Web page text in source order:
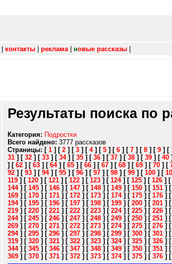
контакты реклама| новые рассказы
Результаты поиска по
Категория: Подростки
Всего найдено: 3777 рассказов
Страницы: [ 1 ] [ 2 ] [ 3 ] [ 4] [ 5 ] [ 6 ] [ 7 ] [ 8 ] [ 9 ] [
31 ] [ 32 ] [ 33 ] [ 34] [ 35 ] [ 36 ] [ 37 ] [ 38 ] [ 39 ] [ 40 ]
] [ 62 ] [ 63 ] [ 64] [ 65 ] [ 66 ] [ 67 ] [ 68 ] [ 69 ] [ 70 ] [
92 ] [ 93 ] [ 94] [ 95 ] [ 96 ] [ 97 ] [ 98 ] [ 99 ] [ 100 ] [
119 ] [ 120 ] [ 121 ] [ 122 ] [ 123 ] [ 124] [ 125 ] [ 126 ] [
144] [ 145 ] [ 146 ] [ 147 ] [ 148 ] [ 149 ] [ 150 ] [ 151 ] [
169 ] [ 170 ] [ 171 ] [ 172 ] [ 173 ] [ 174] [ 175 ] [ 176 ] [
194] [ 195 ] [ 196 ] [ 197 ] [ 198 ] [ 199 ] [ 200 ] [ 201 ] [
219 ] [ 220 ] [ 221 ] [ 222 ] [ 223 ] [ 224] [ 225 ] [ 226 ] [
244] [ 245 ] [ 246 ] [ 247 ] [ 248 ] [ 249 ] [ 250 ] [ 251 ] [
269 ] [ 270 ] [ 271 ] [ 272 ] [ 273 ] [ 274] [ 275 ] [ 276 ] [
294] [ 295 ] [ 296 ] [ 297 ] [ 298 ] [ 299 ] [ 300 ] [ 301 ] [
319 ] [ 320 ] [ 321 ] [ 322 ] [ 323 ] [ 324] [ 325 ] [ 326 ] [
344] [ 345 ] [ 346 ] [ 347 ] [ 348 ] [ 349 ] [ 350 ] [ 351 ] [
369 ] [ 370 ] [ 371 ] [ 372 ] [ 373 ] [ 374] [ 375 ] [ 376 ] [